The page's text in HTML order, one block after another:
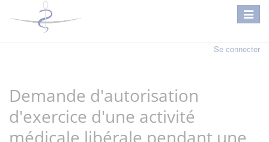
Se connecter
Demande d'autorisation
d'exercice d'une activité
médicale libérale pendant une